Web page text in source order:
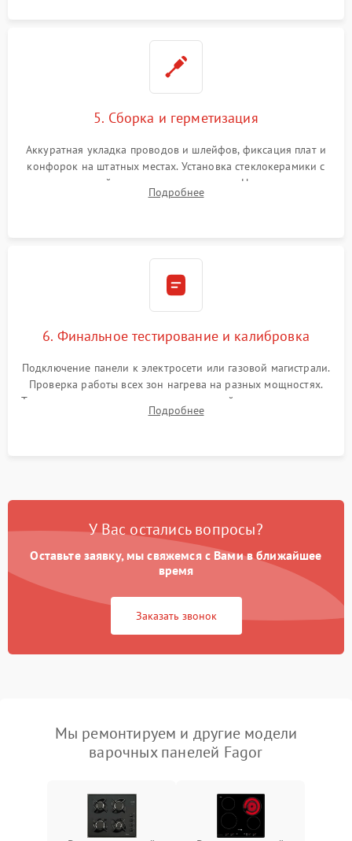
5. Сборка и герметизация
Аккуратная укладка проводов и шлейфов, фиксация плат и
конфорок на штатных местах. Установка стеклокерамики с
проверкой равномерности зазоров. Нанесение
термостойкого герметика или укладка уплотнительной
Подробнее
6. Финальное тестирование и калибровка
Подключение панели к электросети или газовой магистрали.
Проверка работы всех зон нагрева на разных мощностях.
Тестирование сенсорного управления, таймера, индикаторов
остаточного тепла и систем защиты от перегрева.
Подробнее
У Вас остались вопросы?
Оставьте заявку, мы свяжемся с Вами в ближайшее
время
Заказать звонок
Мы ремонтируем и другие модели
варочных панелей Fagor